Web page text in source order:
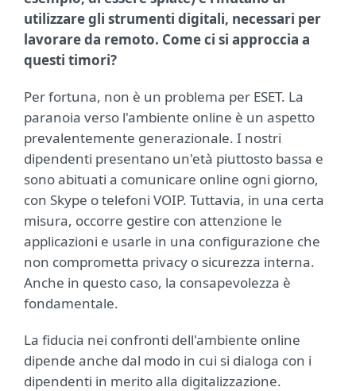
utilizzare gli strumenti digitali, necessari per
lavorare da remoto. Come ci si approccia a
questi timori?
Per fortuna, non è un problema per ESET. La
paranoia verso l'ambiente online è un aspetto
prevalentemente generazionale. I nostri
dipendenti presentano un'età piuttosto bassa e
sono abituati a comunicare online ogni giorno,
con Skype o telefoni VOIP. Tuttavia, in una certa
misura, occorre gestire con attenzione le
applicazioni e usarle in una configurazione che
non comprometta privacy o sicurezza interna.
Anche in questo caso, la consapevolezza è
fondamentale.
La fiducia nei confronti dell'ambiente online
dipende anche dal modo in cui si dialoga con i
dipendenti in merito alla digitalizzazione.